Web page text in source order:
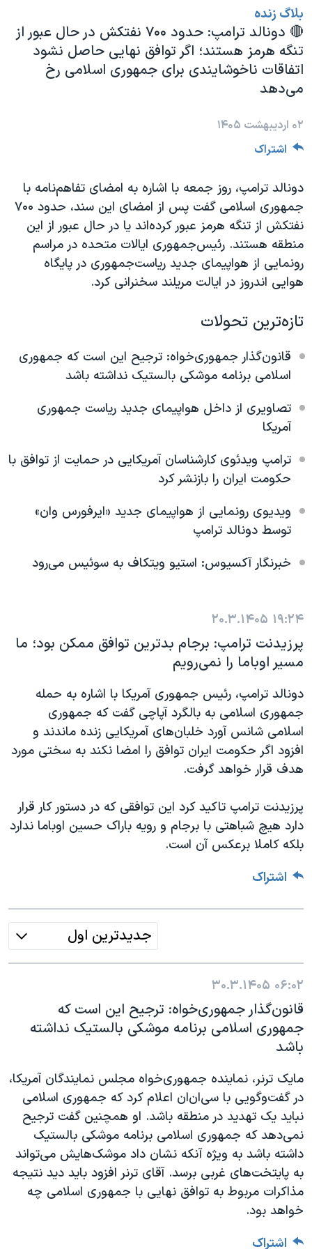
فرهنگ و زندگی
حقوق شهروندی
اقتصادی
علم و فناوری
مستندها
انتخابات ریاست جمهوری آمریکا ۲۰۲۴
حمله جمهوری اسلامی به اسرائیل
رمز مهسا
تریبونال مردمی آبان ۹۸
دادگاه حمید نوری
چهل سال گروگان‌گیری
قانون شفافیت دارائی کادر رهبری ایران
اعتراضات مردمی آبان ۹۸
اسرائیل در جنگ
همایش محافظه‌کاران آمریکا «سی‌پک»
سفر پرزیدنت ترامپ به چین
دنبال کنید
بلاگ زنده
‌🔴 دونالد ترامپ: حدود ۷۰۰ نفتکش در حال عبور از
تنگه هرمز هستند؛ اگر توافق نهایی حاصل نشود
اتفاقات ناخوشایندی برای جمهوری اسلامی رخ
می‌دهد
۰۲ اردیبهشت ۱۴۰۵
اشتراک
دونالد ترامپ، روز جمعه با اشاره به امضای تفاهم‌نامه با
جمهوری اسلامی گفت پس از امضای این سند، حدود ۷۰۰
نفتکش از تنگه هرمز عبور کرده‌اند یا در حال عبور از این
منطقه هستند. رئیس‌جمهوری ایالات متحده در مراسم
رونمایی از هواپیمای جدید ریاست‌جمهوری در پایگاه
هوایی اندروز در ایالت مریلند سخنرانی کرد.
تازه‌ترین تحولات
قانون‌گذار جمهوری‌خواه: ترجیح این است که جمهوری
اسلامی برنامه موشکی بالستیک نداشته باشد
تصاویری از داخل هواپیمای جدید ریاست جمهوری
آمریکا
ترامپ ویدئوی کارشناسان آمریکایی در حمایت از توافق با
حکومت ایران را بازنشر کرد
ویدیوی رونمایی از هواپیمای جدید «ایرفورس وان»
توسط دونالد ترامپ
خبرنگار آکسیوس: استیو ویتکاف به سوئیس می‌رود
۱۹:۲۴ ۲۰.۳.۱۴۰۵
پرزیدنت ترامپ: برجام بدترین توافق ممکن بود؛ ما
مسیر اوباما را نمی‌رویم
دونالد ترامپ، رئیس جمهوری آمریکا با اشاره به حمله
جمهوری اسلامی به بالگرد آپاچی گفت که جمهوری
اسلامی شانس آورد خلبان‌های آمریکایی زنده ماندند و
افزود اگر حکومت ایران توافق را امضا نکند به سختی مورد
هدف قرار خواهد گرفت.
پرزیدنت ترامپ تاکید کرد این توافقی که در دستور کار قرار
دارد هیچ شباهتی با برجام و رویه باراک حسین اوباما ندارد
بلکه کاملا برعکس آن است.
اشتراک
جدیدترین اول
۰۶:۰۲ ۳۰.۳.۱۴۰۵
قانون‌گذار جمهوری‌خواه: ترجیح این است که
جمهوری اسلامی برنامه موشکی بالستیک نداشته
باشد
مایک ترنر، نماینده جمهوری‌خواه مجلس نمایندگان آمریکا،
در گفت‌وگویی با سی‌ان‌ان اعلام کرد که جمهوری اسلامی
نباید یک تهدید در منطقه باشد. او همچنین گفت ترجیح
نمی‌دهد که جمهوری اسلامی برنامه موشکی بالستیک
داشته باشد به ویژه آنکه نشان داد موشک‌هایش می‌تواند
به پایتخت‌های غربی برسد. آقای ترنر افزود باید دید نتیجه
مذاکرات مربوط به توافق نهایی با جمهوری اسلامی چه
خواهد بود.
اشتراک